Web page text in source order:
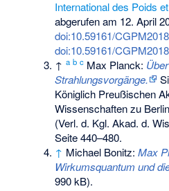
International des Poids
abgerufen am 12. April
doi:10.59161/
doi:10.59161/
↑a b c Max Planck:
Strahlungsvorgänge.
Königlich Preußischen
Wissenschaften zu
(Verl. d. Kgl. Akad. d.
Seite 440–480.
↑ Michael Bonitz:Max
Wirkumsquantum und
990 kB).